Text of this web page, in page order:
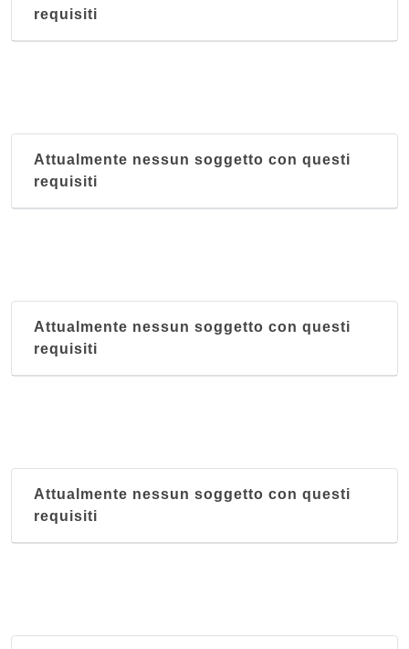
requisiti
Attualmente nessun soggetto con questi
requisiti
Attualmente nessun soggetto con questi
requisiti
Attualmente nessun soggetto con questi
requisiti